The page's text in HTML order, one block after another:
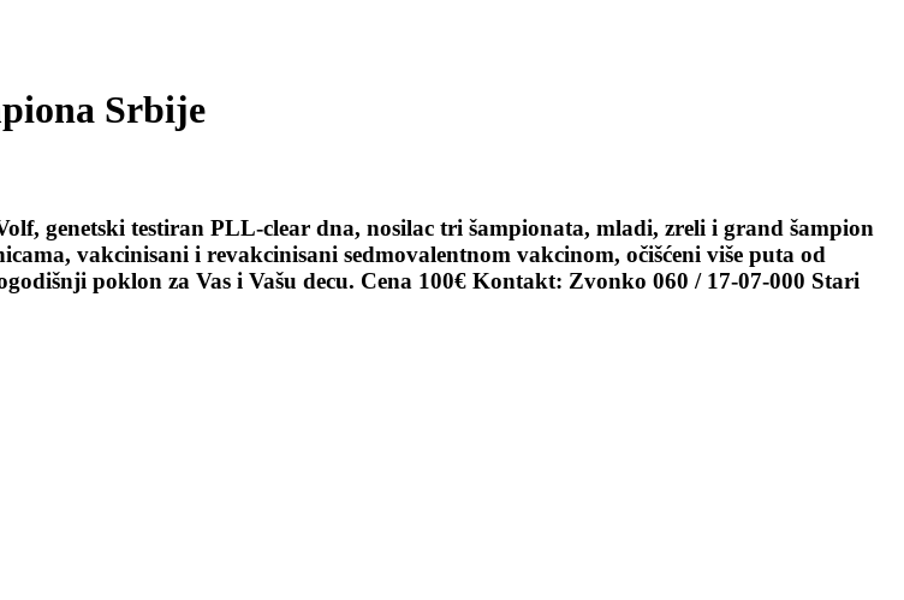
Srbije
genetski testiran PLL-clear dna, nosilac tri šampionata, mladi, zreli i grand šampion
vakcinisani i revakcinisani sedmovalentnom vakcinom, očišćeni više puta od
poklon za Vas i Vašu decu. Cena 100€ Kontakt: Zvonko 060 / 17-07-000 Stari